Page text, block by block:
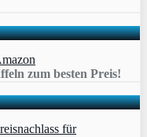
zum besten Preis!
für